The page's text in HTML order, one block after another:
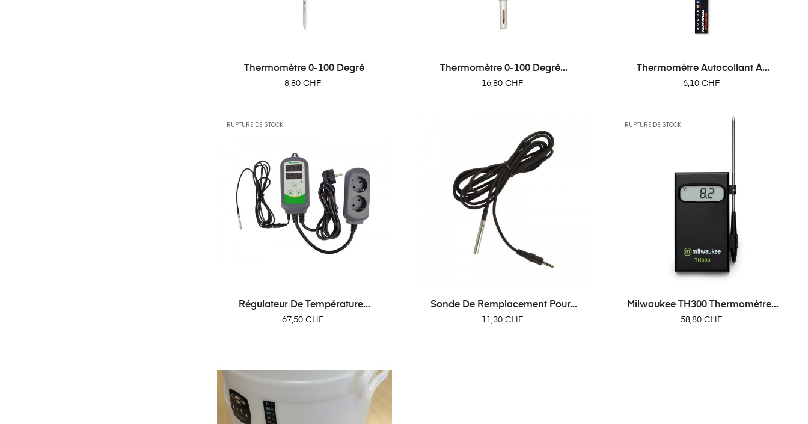
Thermomètre 0-100 Degré
Prix
8,80 CHF
Thermomètre 0-100 Degré...
Prix
16,80 CHF
Thermomètre Autocollant À...
Prix
6,10 CHF
RUPTURE DE STOCK
Régulateur De Température...
Prix
67,50 CHF
Sonde De Remplacement Pour...
Prix
11,30 CHF
RUPTURE DE STOCK
Milwaukee TH300 Thermomètre...
Prix
58,80 CHF